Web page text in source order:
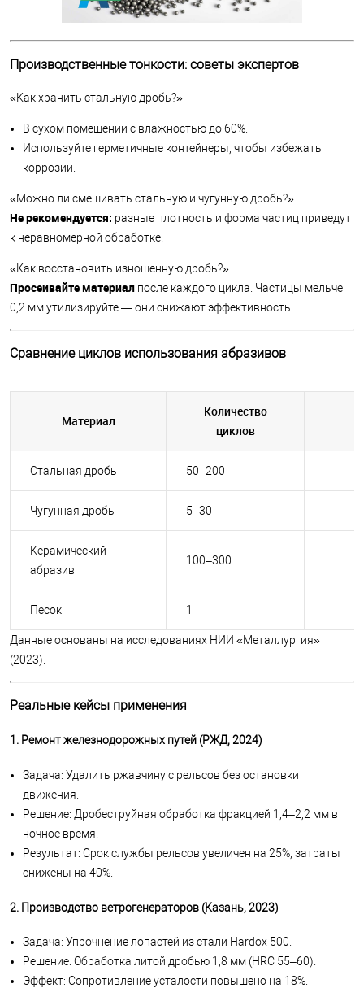
Производственные тонкости: советы экспертов
«Как хранить стальную дробь?»
В сухом помещении с влажностью до 60%.
Используйте герметичные контейнеры, чтобы избежать
коррозии.
«Можно ли смешивать стальную и чугунную дробь?»
Не рекомендуется: разные плотность и форма частиц приведут
к неравномерной обработке.
«Как восстановить изношенную дробь?»
Просеивайте материал после каждого цикла. Частицы мельче
0,2 мм утилизируйте — они снижают эффективность.
Сравнение циклов использования абразивов
Материал
Количество
циклов
Стальная дробь 50–200
Чугунная дробь 5–30
Керамический
абразив
100–300
Песок 1
Данные основаны на исследованиях НИИ «Металлургия»
(2023).
Реальные кейсы применения
1. Ремонт железнодорожных путей (РЖД, 2024)
Задача: Удалить ржавчину с рельсов без остановки
движения.
Решение: Дробеструйная обработка фракцией 1,4–2,2 мм в
ночное время.
Результат: Срок службы рельсов увеличен на 25%, затраты
снижены на 40%.
2. Производство ветрогенераторов (Казань, 2023)
Задача: Упрочнение лопастей из стали Hardox 500.
Решение: Обработка литой дробью 1,8 мм (HRC 55–60).
Эффект: Сопротивление усталости повышено на 18%.